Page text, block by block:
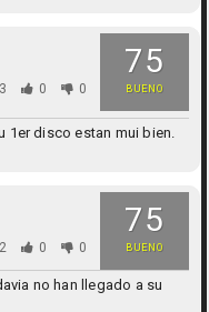
75
BUENO
0 0
1er disco estan mui bien.
75
BUENO
0 0
no han llegado a su